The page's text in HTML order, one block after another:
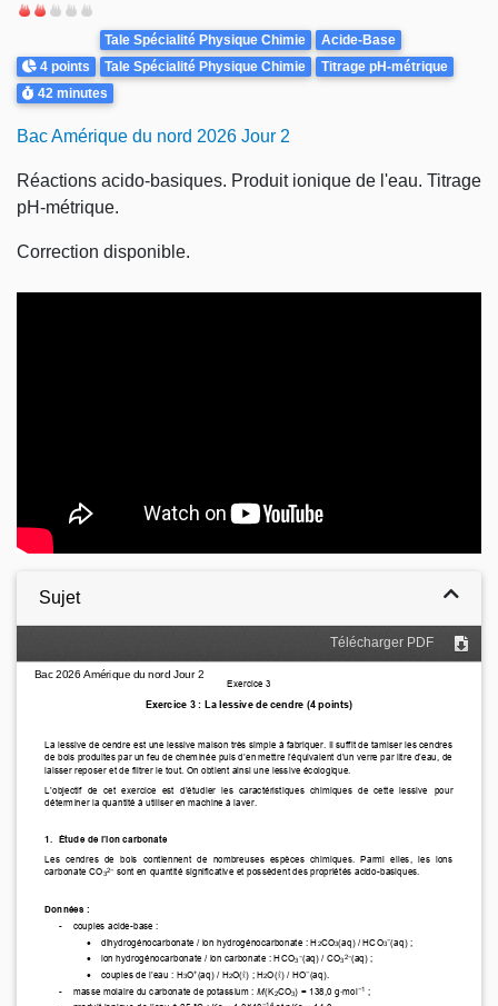
Difficulté
Points
4 points
Theme
Tale Spécialité Physique Chimie
Acide-Base
Tale Spécialité Physique Chimie
Titrage pH-métrique
Durée
42 minutes
Bac Amérique du nord 2026 Jour 2
Réactions acido-basiques. Produit ionique de l'eau. Titrage
pH-métrique.
Correction disponible.
Sujet